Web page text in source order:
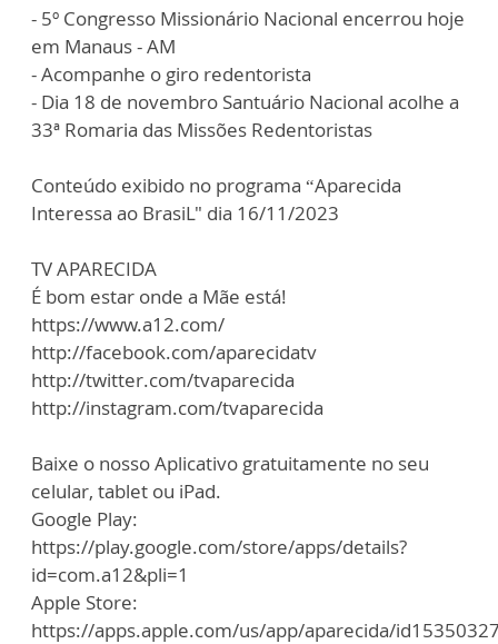
- 5º Congresso Missionário Nacional encerrou hoje
em Manaus - AM
- Acompanhe o giro redentorista
- Dia 18 de novembro Santuário Nacional acolhe a
33ª Romaria das Missões Redentoristas
Conteúdo exibido no programa “Aparecida
Interessa ao BrasiL" dia 16/11/2023
TV APARECIDA
É bom estar onde a Mãe está!
https://www.a12.com/
http://facebook.com/aparecidatv
http://twitter.com/tvaparecida
http://instagram.com/tvaparecida
Baixe o nosso Aplicativo gratuitamente no seu
celular, tablet ou iPad.
Google Play:
https://play.google.com/store/apps/details?
id=com.a12&pli=1
Apple Store:
https://apps.apple.com/us/app/aparecida/